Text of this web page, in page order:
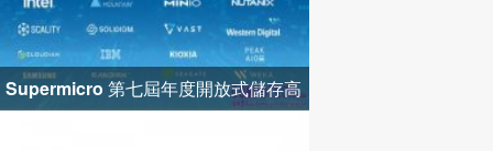
Supermicro 第七屆年度開放式儲存高